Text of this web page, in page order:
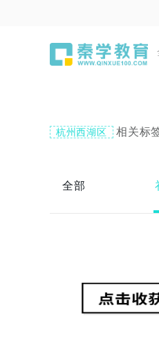
杭州西湖区 相关标
全部